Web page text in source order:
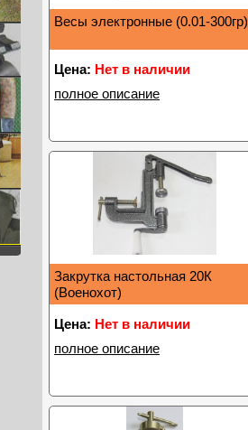
Весы электронные (0.01-300гр)
Цена: Нет в наличии
полное описание
Закрутка настольная 20К
(Военохот)
Цена: Нет в наличии
полное описание